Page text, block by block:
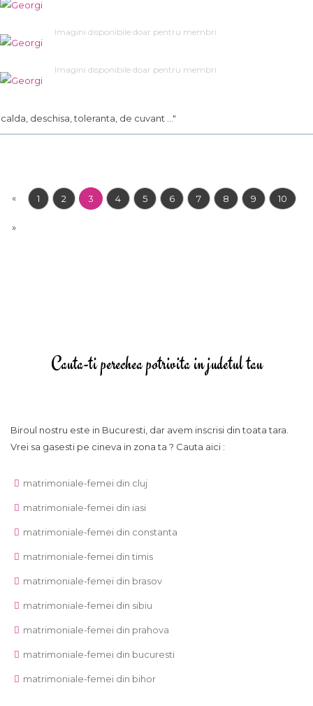
Imagini disponibile doar pentru membri
Imagini disponibile doar pentru membri
calda, deschisa, toleranta, de cuvant ..."
« 1 2 3 4 5 6 7 8 9 10
»
Cauta-ti perechea potrivita in judetul tau
Biroul nostru este in Bucuresti, dar avem inscrisi din toata tara.
Vrei sa gasesti pe cineva in zona ta ? Cauta aici :
matrimoniale-femei din cluj
matrimoniale-femei din iasi
matrimoniale-femei din constanta
matrimoniale-femei din timis
matrimoniale-femei din brasov
matrimoniale-femei din sibiu
matrimoniale-femei din prahova
matrimoniale-femei din bucuresti
matrimoniale-femei din bihor